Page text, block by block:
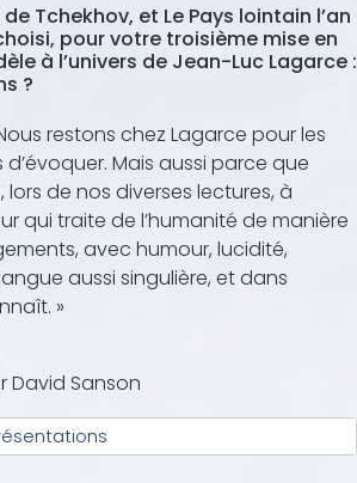
Tchekhov, et Le Pays lointain l’an
pour votre troisième mise en
à l’univers de Jean-Luc Lagarce :
?
restons chez Lagarce pour les
Mais aussi parce que
de nos diverses lectures, à
qui traite de l’humanité de manière
avec humour, lucidité,
aussi singulière, et dans
»
David Sanson